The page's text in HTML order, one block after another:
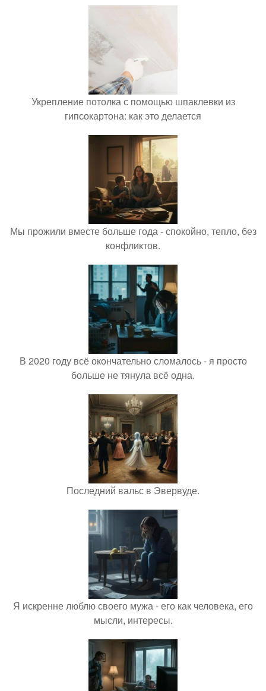
Укрепление потолка с помощью шпаклевки из
гипсокартона: как это делается
Мы прожили вместе больше года - спокойно, тепло, без
конфликтов.
В 2020 году всё окончательно сломалось - я просто
больше не тянула всё одна.
Последний вальс в Эвервуде.
Я искренне люблю своего мужа - его как человека, его
мысли, интересы.